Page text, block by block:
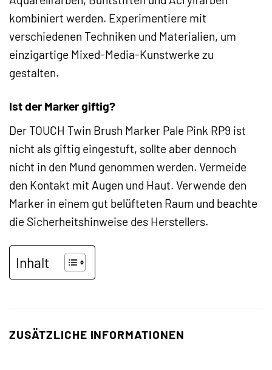
kombiniert werden. Experimentiere mit
verschiedenen Techniken und Materialien, um
einzigartige Mixed-Media-Kunstwerke zu
gestalten.
Ist der Marker giftig?
Der TOUCH Twin Brush Marker Pale Pink RP9 ist
nicht als giftig eingestuft, sollte aber dennoch
nicht in den Mund genommen werden. Vermeide
den Kontakt mit Augen und Haut. Verwende den
Marker in einem gut belüfteten Raum und beachte
die Sicherheitshinweise des Herstellers.
Inhalt
ZUSÄTZLICHE INFORMATIONEN